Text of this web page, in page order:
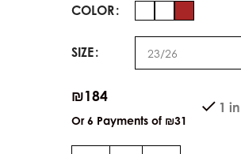
COLOR
SIZE
₪184
Or 6 Payments of ₪31
1